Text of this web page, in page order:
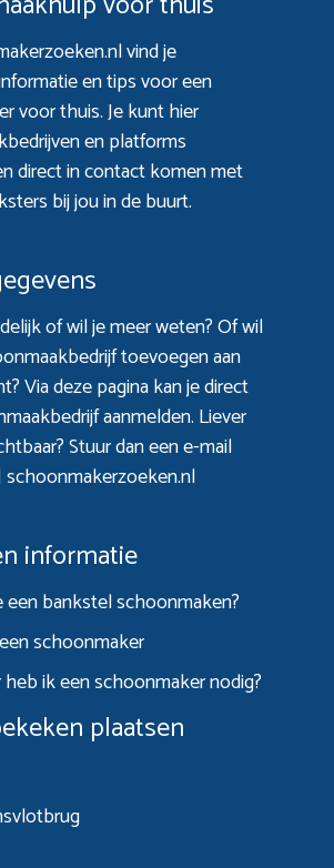
vind je
en tips voor een
voor thuis. Je kunt hier
en platforms
direct in contact komen met
bij jou in de buurt.
of wil je meer weten? Of wil
toevoegen aan
Viadeze paginakan je direct
aanmelden. Liever
Stuur dan een e-mail
schoonmakerzoeken.nl
informatie
bankstel schoonmaken?
schoonmaker
ik een schoonmaker nodig?
plaatsen